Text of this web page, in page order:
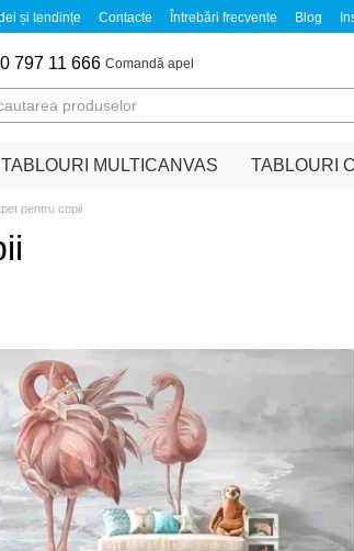
și tendințe Contacte Întrebări frecvente Blog
0 797 11 666 Comandă apel
TABLOURI MULTICANVAS TABLOURI
pentru copii